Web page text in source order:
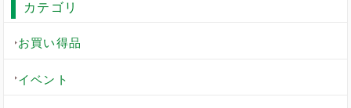
カテゴリ
お買い得品
イベント